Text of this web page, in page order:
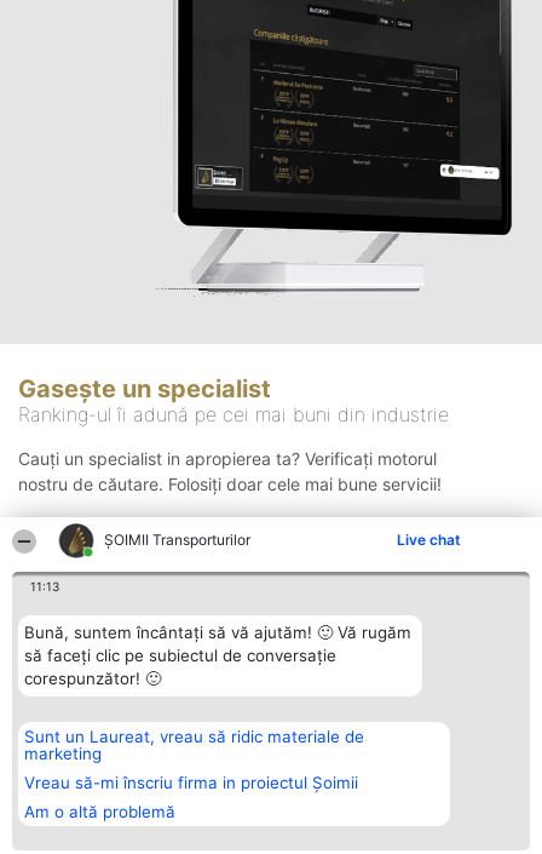
ȘOIMII Transporturilor Live chat
11:13
Bună, suntem încântați să vă ajutăm! 🙂 Vă rugăm
să faceți clic pe subiectul de conversație
corespunzător! 🙂
Sunt un Laureat, vreau să ridic materiale de
marketing
Vreau să-mi înscriu firma in proiectul Șoimii
Am o altă problemă
Gasește un specialist
Ranking-ul îi adună pe cei mai buni din industrie
Cauți un specialist in apropierea ta? Verificați motorul
nostru de căutare. Folosiți doar cele mai bune servicii!
Organizator Ranking
BRIGHT SOLUTIONS BR SRL
Aleea Timisul De Sus 2 Bl. A30
Sc. A Et. 4 Ap. 13 Cod 061952
București
CUI 36737675
Plebiscyt
Lista Tuturor
Laureaților
Statut
Contact